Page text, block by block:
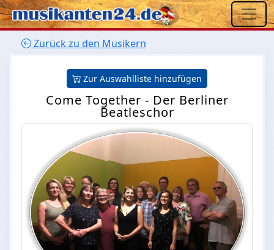
Zurück zu den Musikern
Zur Auswahlliste hinzufügen
Come Together - Der Berliner
Beatleschor